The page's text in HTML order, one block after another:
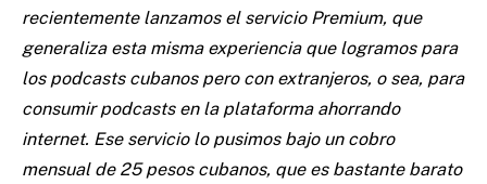
recientemente lanzamos el servicio Premium, que
generaliza esta misma experiencia que logramos para
los podcasts cubanos pero con extranjeros, o sea, para
consumir podcasts en la plataforma ahorrando
internet. Ese servicio lo pusimos bajo un cobro
mensual de 25 pesos cubanos, que es bastante barato